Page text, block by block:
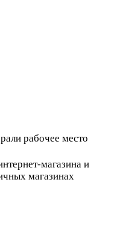
рабочее место
магазина и
магазинах